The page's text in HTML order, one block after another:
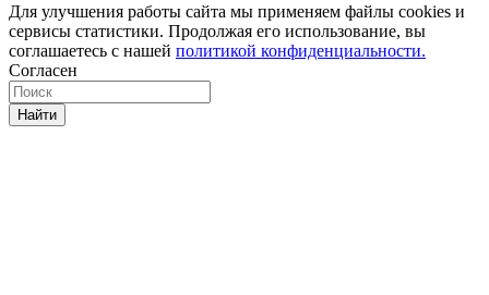
Для улучшения работы сайта мы применяем файлы cookies и
сервисы статистики. Продолжая его использование, вы
соглашаетесь с нашей политикой конфиденциальности.
Согласен
Найти